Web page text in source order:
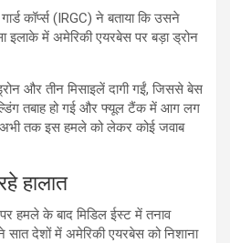
कॉर्प्स (IRGC) ने बताया कि उसने
में अमेरिकी एयरबेस पर बड़ा ड्रोन
और तीन मिसाइलें दागी गईं, जिससे बेस
तबाह हो गई और फ्यूल टैंक में आग लग
तक इस हमले को लेकर कोई जवाब
हालात
हमले के बाद मिडिल ईस्ट में तनाव
सात देशों में अमेरिकी एयरबेस को निशाना